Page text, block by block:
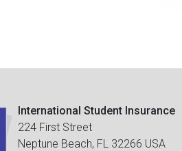
International Student Insurance
224 First Street
Neptune Beach, FL 32266 USA